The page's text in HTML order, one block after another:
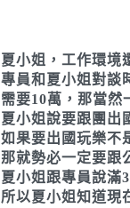
夏小姐，工作環境
專員和夏小姐對談
需要10萬，那當然
夏小姐說要跟團出
如果要出國玩樂不
那就勢必一定要跟
夏小姐跟專員說滿
所以夏小姐知道現